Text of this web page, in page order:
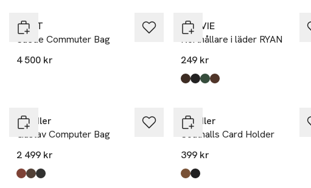
GANT
Suede Commuter Bag
4 500 kr
NORVIE
Korthållare i läder RYAN
249 kr
Produkten finns i färgerna:
Dk Brown
Black,
Dk Green
Dk Brown Suede
Saddler
Gustav Computer Bag
2 499 kr
Produkten finns i färgerna:
Midbrown
Dk.brown
Black,
Saddler
Southalls Card Holder
399 kr
Produkten finns i färgerna:
Brown
Black